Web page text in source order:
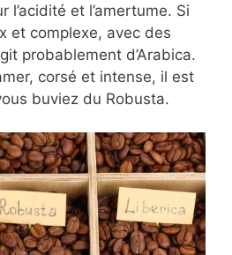
l’acidité et l’amertume. Si
et complexe, avec des
probablement d’Arabica.
corsé et intense, il est
buviez du Robusta.